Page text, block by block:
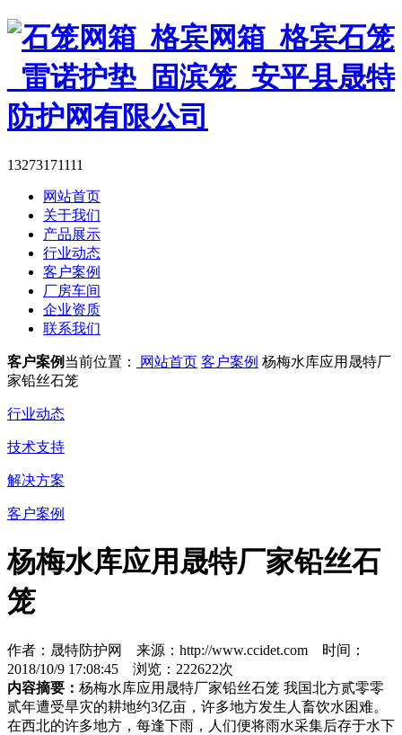
13273171111
网站首页
关于我们
产品展示
行业动态
客户案例
厂房车间
企业资质
联系我们
客户案例 当前位置： 网站首页 客户案例 杨梅水库应用晟特厂
家铅丝石笼
行业动态
技术支持
解决方案
客户案例
杨梅水库应用晟特厂家铅丝石
笼
作者：晟特防护网 来源：http://www.ccidet.com 时间：
2018/10/9 17:08:45 浏览：222622次
内容摘要： 杨梅水库应用晟特厂家铅丝石笼 我国北方贰零零
贰年遭受旱灾的耕地约3亿亩，许多地方发生人畜饮水困难。
在西北的许多地方，每逢下雨，人们便将雨水采集后存于水下